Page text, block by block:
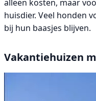
alleen kosten, maar
huisdier. Veel honden
bij hun baasjes blijven.
Vakantiehuizen